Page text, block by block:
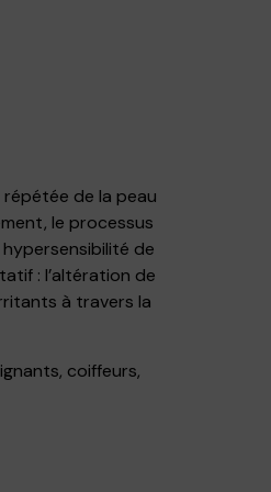
de la peau
le processus
de
: l’altération de
à travers la
coiffeurs,